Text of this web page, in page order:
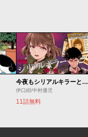
今夜もシリアルキラーと待ち合わせ
伊口紺/中村優児
11話無料